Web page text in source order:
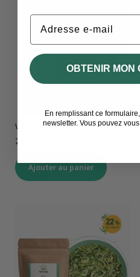
Verseuse COL DE CYGNE 200ml
26,90 €
Ajouter au panier
Email
OBTENIR MON
En remplissant ce
newsletter. Vous pouvez